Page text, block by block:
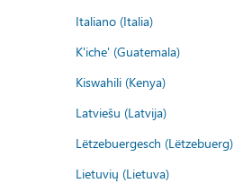
Italiano (Italia)
K'iche' (Guatemala)
Kiswahili (Kenya)
Latviešu (Latvija)
Lëtzebuergesch (Lëtzebuerg)
Lietuvių (Lietuva)